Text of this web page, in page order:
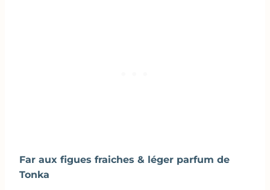
Far aux figues fraiches & léger parfum de
Tonka